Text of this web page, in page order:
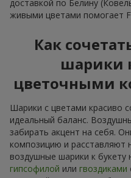
доставкой по Белину
живыми цветами помогает
Как
шарики
цветочными
Шарики с цветами красиво
идеальный баланс.
забирать акцент на себя.
композицию и
воздушные шарики к
гипсофилой или гвоздиками